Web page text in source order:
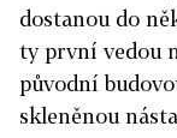
dostanou do
ty první vedou
původní
skleněnou